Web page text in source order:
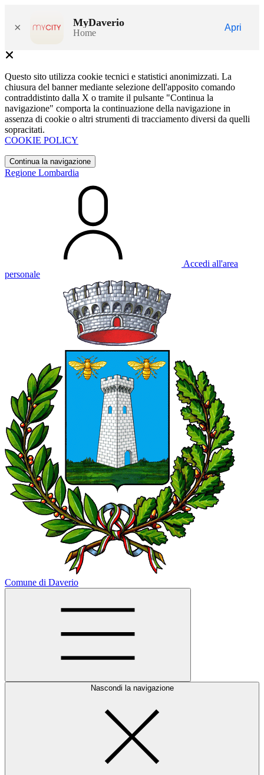
× MyDaverio
Home
Apri
Questo sito utilizza cookie tecnici e statistici anonimizzati. La
chiusura del banner mediante selezione dell'apposito comando
contraddistinto dalla X o tramite il pulsante "Continua la
navigazione" comporta la continuazione della navigazione in
assenza di cookie o altri strumenti di tracciamento diversi da quelli
sopracitati.
COOKIE POLICY
Continua la navigazione
Regione Lombardia
Accedi all'area
personale
Comune di Daverio
Nascondi la navigazione